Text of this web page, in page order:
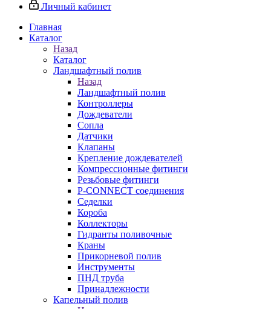
Личный кабинет
Главная
Каталог
Назад
Каталог
Ландшафтный полив
Назад
Ландшафтный полив
Контроллеры
Дождеватели
Сопла
Датчики
Клапаны
Крепление дождевателей
Компрессионные фитинги
Резьбовые фитинги
P-CONNECT соединения
Седелки
Короба
Коллекторы
Гидранты поливочные
Краны
Прикорневой полив
Инструменты
ПНД труба
Принадлежности
Капельный полив